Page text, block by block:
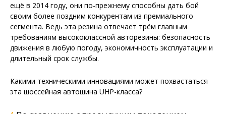
ещё в 2014 году, они по-прежнему способны дать бой
своим более поздним конкурентам из премиального
сегмента. Ведь эта резина отвечает трём главным
требованиям высококлассной авторезины: безопасность
движения в любую погоду, экономичность эксплуатации и
длительный срок службы.
Какими техническими инновациями может похвастаться
эта шоссейная автошина UHP-класса?